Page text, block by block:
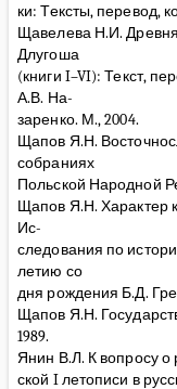
ки: Тексты, перевод,
Щавелева Н.И.
Длугоша
(книги I–VI): Текст,
А.В. На-
заренко. М., 2004.
Щапов Я.Н.
собраниях
Польской Народной
Щапов Я.Н. Характер
Ис-
следования по
летию со
дня рождения Б.Д.
Щапов Я.Н.
1989.
Янин В.Л. К вопросу о
ской I летописи в